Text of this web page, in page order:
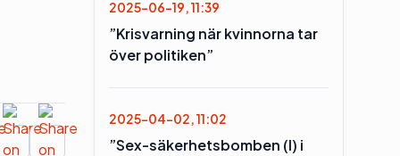
2025-06-19, 11:39
”Krisvarning när kvinnorna tar
över politiken”
2025-04-02, 11:02
”Sex-säkerhetsbomben (l) i